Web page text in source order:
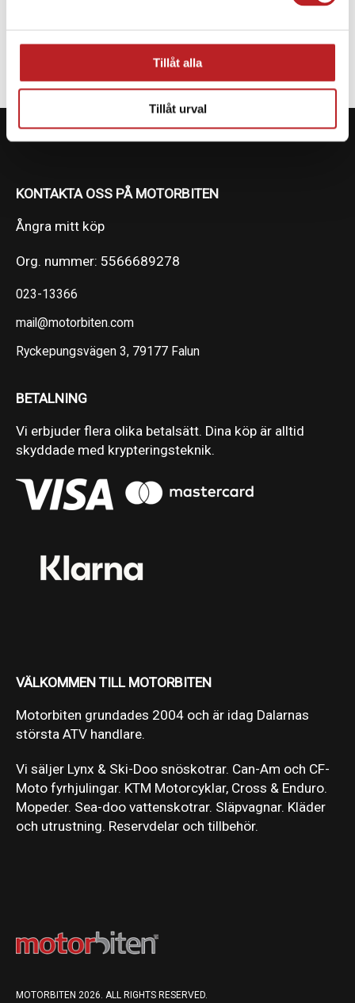
Tillåt alla
Tillåt urval
KONTAKTA OSS PÅ MOTORBITEN
Ångra mitt köp
Org. nummer: 5566689278
023-13366
mail@motorbiten.com
Ryckepungsvägen 3, 79177 Falun
BETALNING
Vi erbjuder flera olika betalsätt. Dina köp är alltid
skyddade med krypteringsteknik.
VÄLKOMMEN TILL MOTORBITEN
Motorbiten grundades 2004 och är idag Dalarnas
största ATV handlare.
Vi säljer Lynx & Ski-Doo snöskotrar. Can-Am och CF-
Moto fyrhjulingar. KTM Motorcyklar, Cross & Enduro.
Mopeder. Sea-doo vattenskotrar. Släpvagnar. Kläder
och utrustning. Reservdelar och tillbehör.
MOTORBITEN 2026. ALL RIGHTS RESERVED.